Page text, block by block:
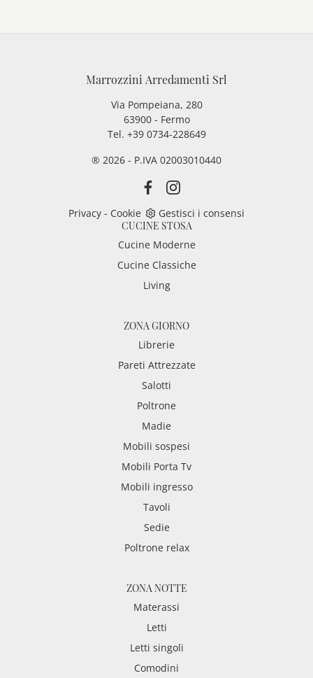
Marrozzini Arredamenti Srl
Via Pompeiana, 280
63900 - Fermo
Tel. +39 0734-228649
® 2026 - P.IVA 02003010440
Privacy - Cookie
Gestisci i consensi
CUCINE STOSA
Cucine Moderne
Cucine Classiche
Living
ZONA GIORNO
Librerie
Pareti Attrezzate
Salotti
Poltrone
Madie
Mobili sospesi
Mobili Porta Tv
Mobili ingresso
Tavoli
Sedie
Poltrone relax
ZONA NOTTE
Materassi
Letti
Letti singoli
Comodini